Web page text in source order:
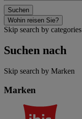
Suchen
Wohin reisen Sie?
Skip search by categories
Suchen nach
Skip search by Marken
Marken